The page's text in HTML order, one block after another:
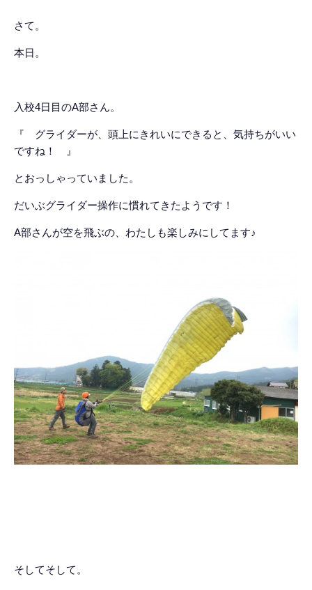
さて。
本日。
入校4日目のA部さん。
『 グライダーが、頭上にきれいにできると、気持ちがいい
ですね！ 』
とおっしゃっていました。
だいぶグライダー操作に慣れてきたようです！
A部さんが空を飛ぶの、わたしも楽しみにしてます♪
そしてそして。